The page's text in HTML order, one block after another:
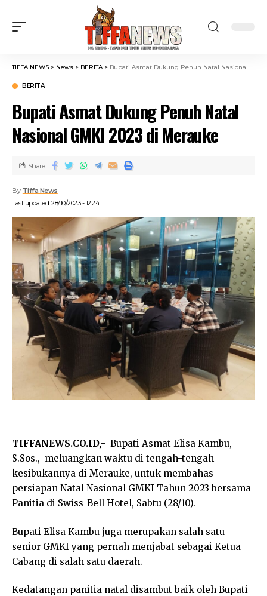
TIFFA NEWS > News > BERITA> Bupati Asmat Dukung Penuh Natal Nasional GMKI 2023 di Merauke
BERITA
Bupati Asmat Dukung Penuh Natal
Nasional GMKI 2023 di Merauke
Last updated: 28/10/2023 - 12:24
By Tiffa News
Share
TIFFANEWS.CO.ID,- Bupati Asmat Elisa Kambu,
S.Sos., meluangkan waktu di tengah-tengah
kesibukannya di Merauke, untuk membahas
persiapan Natal Nasional GMKI Tahun 2023 bersama
Panitia di Swiss-Bell Hotel, Sabtu (28/10).
Bupati Elisa Kambu juga merupakan salah satu
senior GMKI yang pernah menjabat sebagai Ketua
Cabang di salah satu daerah.
Kedatangan panitia natal disambut baik oleh Bupati